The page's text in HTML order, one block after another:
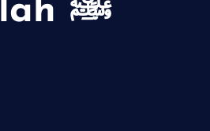
Resulullah ﷺ